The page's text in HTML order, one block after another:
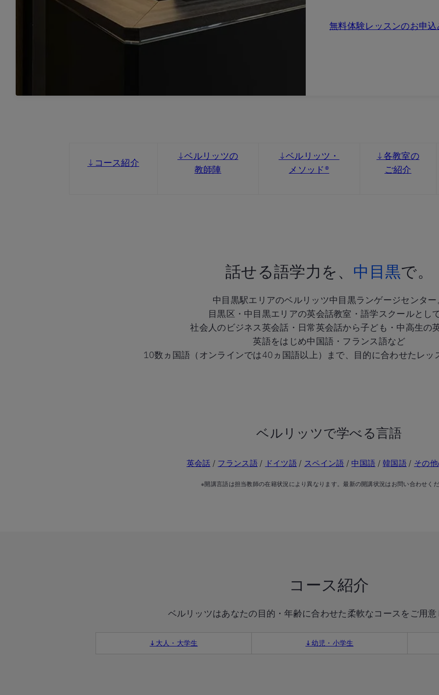
無料体験レッスンのお申込
↓コース紹介
↓ベルリッツの
教師陣
↓ベルリッツ・
メソッド®
↓各教室の
ご紹介
話せる語学力を、 中目黒で。
中目黒駅エリアのベルリッツ中目黒ランゲージセンター
目黒区・中目黒エリアの英会話教室・語学スクールとして
社会人のビジネス英会話・日常英会話から子ども・中高生の英
英語をはじめ中国語・フランス語など
10数ヵ国語（オンラインでは40ヵ国語以上）まで、目的に合わせたレッ
ベルリッツで学べる言語
英会話 / フランス語/ ドイツ語 / スペイン語 / 中国語 /韓国語 / その
※開講言語は担当教師の在籍状況により異なります。最新の開講状況はお問い合わせくだ
コース紹介
ベルリッツはあなたの目的・年齢に合わせた柔軟なコースをご用意
↓大人・大学生 ↓幼児・小学生